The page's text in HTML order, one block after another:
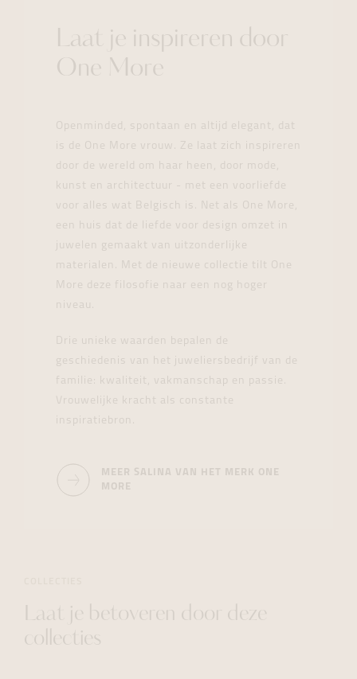
Laat je inspireren door
One More
Openminded, spontaan en altijd elegant, dat
is de One More vrouw. Ze laat zich inspireren
door de wereld om haar heen, door mode,
kunst en architectuur - met een voorliefde
voor alles wat Belgisch is. Net als One More,
een huis dat de liefde voor design omzet in
juwelen gemaakt van uitzonderlijke
materialen. Met de nieuwe collectie tilt One
More deze filosofie naar een nog hoger
niveau.
Drie unieke waarden bepalen de
geschiedenis van het juweliersbedrijf van de
familie: kwaliteit, vakmanschap en passie.
Vrouwelijke kracht als constante
inspiratiebron.
MEER SALINA VAN HET MERK ONE
MORE
Laat je betoveren door deze
collecties